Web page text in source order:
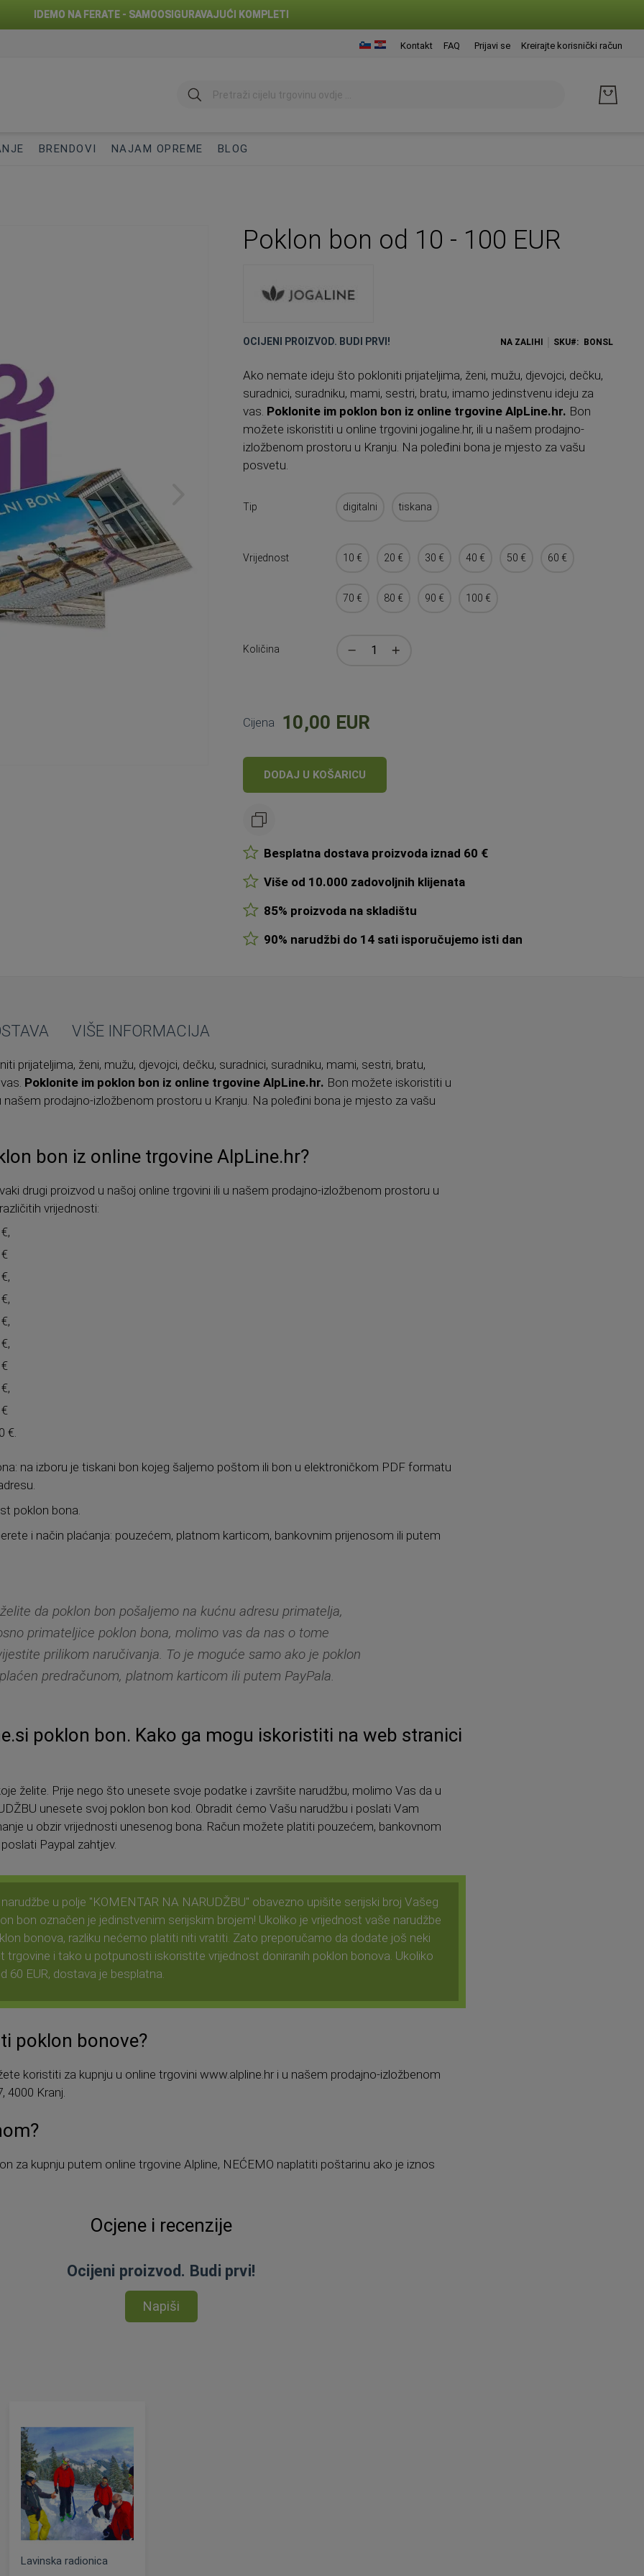
IDEMO NA FERATE - SAMOOSIGURAVAJUĆI KOMPLETI
na
Kontakt FAQ Prijavi se Kreirajte korisnički račun
traži
BRENDOVI NAJAM OPREME BLOG
Poklon bon od 10 - 100 EUR
OCIJENI PROIZVOD. BUDI PRVI! NA ZALIHI SKU BONSL
Ako nemate ideju što pokloniti prijateljima, ženi, mužu, djevojci, dečku,
suradnici, suradniku, mami, sestri, bratu, imamo jedinstvenu ideju za
vas. Poklonite im poklon bon iz online trgovine AlpLine.hr. Bon
možete iskoristiti u online trgovini jogaline.hr, ili u našem prodajno-
izložbenom prostoru u Kranju. Na poleđini bona je mjesto za vašu
posvetu.
Tip digitalni tiskana
Vrijednost 10 € 20 € 30 € 40 € 50 € 60 €
70 € 80 € 90 € 100 €
Količina
Cijena 10,00 EUR
DODAJ U KOŠARICU
Besplatna dostava proizvoda iznad 60 €
Više od 10.000 zadovoljnih klijenata
85% proizvoda na skladištu
90% narudžbi do 14 sati isporučujemo isti dan
prijateljima, ženi, mužu, djevojci, dečku, suradnici, suradniku, mami, sestri, bratu,
Poklonite im poklon bon iz online trgovine AlpLine.hr. Bon možete iskoristiti u
našem prodajno-izložbenom prostoru u Kranju. Na poleđini bona je mjesto za vašu
bon iz online trgovine AlpLine.hr?
drugi proizvod u našoj online trgovini ili u našem prodajno-izložbenom prostoru u
vrijednosti:
€.
na izboru je tiskani bon kojeg šaljemo poštom ili bon u elektroničkom PDF formatu
poklon bona.
i način plaćanja: pouzećem, platnom karticom, bankovnim prijenosom ili putem
da poklon bon pošaljemo na kućnu adresu primatelja,
primateljice poklon bona, molimo vas da nas o tome
prilikom naručivanja. To je moguće samo ako je poklon
predračunom, platnom karticom ili putem PayPala.
poklon bon. Kako ga mogu iskoristiti na web stranici
želite. Prije nego što unesete svoje podatke i završite narudžbu, molimo Vas da u
unesete svoj poklon bon kod. Obradit ćemo Vašu narudžbu i poslati Vam
u obzir vrijednosti unesenog bona. Račun možete platiti pouzećem, bankovnom
Paypal zahtjev.
u polje "KOMENTAR NA NARUDŽBU" obavezno upišite serijski broj Vašeg
bon označen je jedinstvenim serijskim brojem! Ukoliko je vrijednost vaše narudžbe
bonova, razliku nećemo platiti niti vratiti. Zato preporučamo da dodate još neki
trgovine i tako u potpunosti iskoristite vrijednost doniranih poklon bonova. Ukoliko
60 EUR, dostava je besplatna.
poklon bonove?
koristiti za kupnju u online trgovini www.alpline.hr i u našem prodajno-izložbenom
4000 Kranj.
za kupnju putem online trgovine Alpline, NEĆEMO naplatiti poštarinu ako je iznos
VIŠE INFORMACIJA
Ocjene i recenzije
Ocijeni proizvod. Budi prvi!
Napiši
Lavinska radionica